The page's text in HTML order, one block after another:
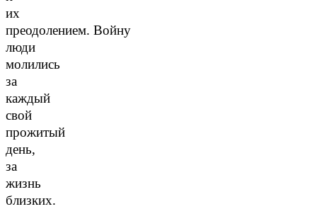
их
преодолением. Войну
люди
молились
за
каждый
свой
прожитый
день,
за
жизнь
близких.